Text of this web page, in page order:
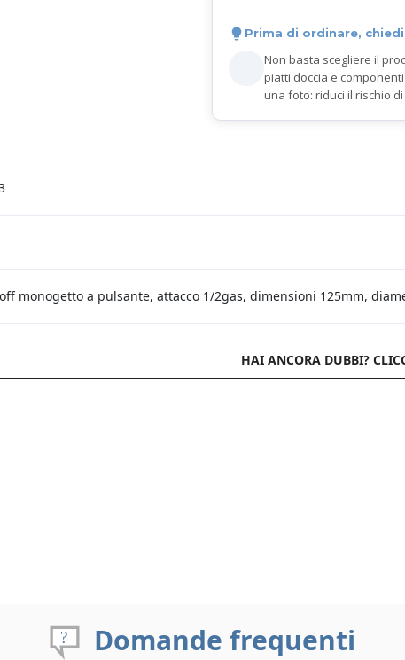
Prima di ordinare,
Non basta scegliere il
piatti doccia e
una foto: riduci il rischio
monogetto a pulsante, attacco 1/2gas, dimensioni 125mm,
HAI ANCORA DUBBI?
Domande frequenti